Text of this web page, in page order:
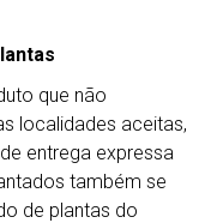
que não
localidades aceitas,
entrega expressa
também se
de plantas do